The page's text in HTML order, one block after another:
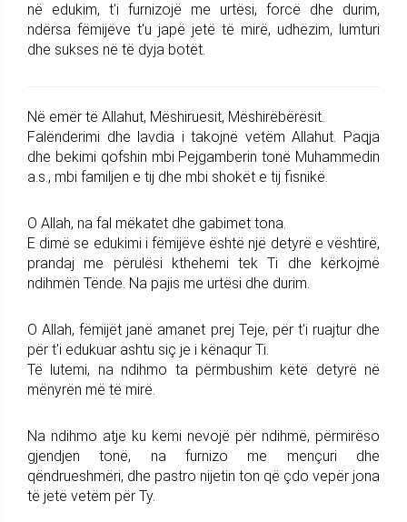
në edukim, t'i furnizojë me urtësi, forcë dhe durim,
ndërsa fëmijëve t'u japë jetë të mirë, udhëzim, lumturi
dhe sukses në të dyja botët.
Në emër të Allahut, Mëshiruesit, Mëshirëbërësit.
Falënderimi dhe lavdia i takojnë vetëm Allahut. Paqja
dhe bekimi qofshin mbi Pejgamberin tonë Muhammedin
a.s., mbi familjen e tij dhe mbi shokët e tij fisnikë.
O Allah, na fal mëkatet dhe gabimet tona.
E dimë se edukimi i fëmijëve është një detyrë e vështirë,
prandaj me përulësi kthehemi tek Ti dhe kërkojmë
ndihmën Tënde. Na pajis me urtësi dhe durim.
O Allah, fëmijët janë amanet prej Teje, për t'i ruajtur dhe
për t'i edukuar ashtu siç je i kënaqur Ti.
Të lutemi, na ndihmo ta përmbushim këtë detyrë në
mënyrën më të mirë.
Na ndihmo atje ku kemi nevojë për ndihmë, përmirëso
gjendjen tonë, na furnizo me mençuri dhe
qëndrueshmëri, dhe pastro nijetin ton që çdo vepër jona
të jetë vetëm për Ty.